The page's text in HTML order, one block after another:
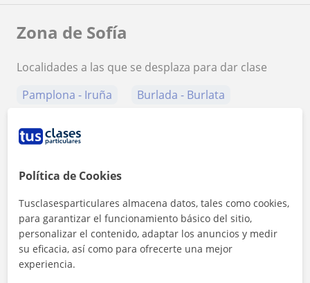
Zona de Sofía
Localidades a las que se desplaza para dar clase
Pamplona - Iruña
Burlada - Burlata
5 km
3 mi
Política de Cookies
Tusclasesparticulares almacena datos, tales como cookies,
para garantizar el funcionamiento básico del sitio,
personalizar el contenido, adaptar los anuncios y medir
su eficacia, así como para ofrecerte una mejor
experiencia.